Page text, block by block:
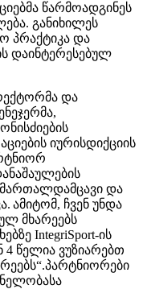
წარმოადგინეს
განიხილეს
პრაქტიკა და
დაინტერესებულ
და
იურისდიქციის
და
ამიტომ, ჩვენ უნდა
მხარეებს
IntegriSport-ის
წელია ვუზიარებთ